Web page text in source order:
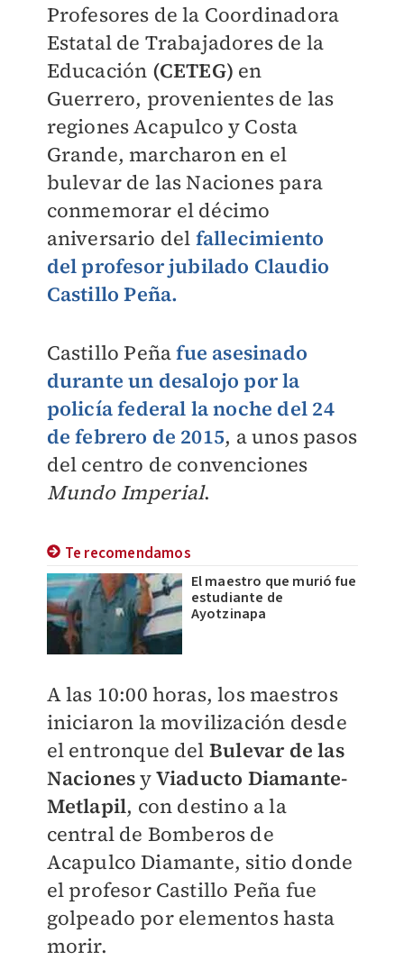
Profesores de la Coordinadora
Estatal de Trabajadores de la
Educación (CETEG) en
Guerrero, provenientes de las
regiones Acapulco y Costa
Grande, marcharon en el
bulevar de las Naciones para
conmemorar el décimo
aniversario del fallecimiento
del profesor jubilado Claudio
Castillo Peña.
Castillo Peñafue asesinado
durante un desalojo por la
policía federal la noche del 24
de febrero de 2015, a unos pasos
del centro de convenciones
Mundo Imperial.
Te recomendamos
El maestro que murió fue
estudiante de
Ayotzinapa
A las 10:00 horas, los maestros
iniciaron la movilización desde
el entronque del Bulevar de las
NacionesyViaducto Diamante-
Metlapil, con destino a la
central de Bomberos de
Acapulco Diamante, sitio donde
el profesor Castillo Peña fue
golpeado por elementos hasta
morir.